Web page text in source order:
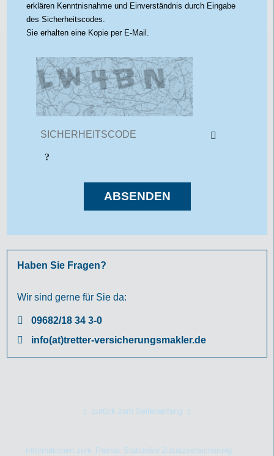
erklären Kenntnisnahme und Einverständnis durch Eingabe
des Sicherheitscodes.
Sie erhalten eine Kopie per E-Mail.
ABSENDEN
Haben Sie Fragen?
Wir sind gerne für Sie da:
09682/18 34 3-0
info(at)tretter-versicherungsmakler.de
zurück zum Seitenanfang
Informationen zum Thema: Stationäre Zusatzversicherung